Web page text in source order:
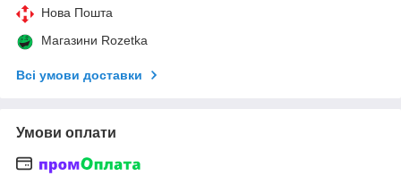
Нова Пошта
Магазини Rozetka
Всі умови доставки
Умови оплати